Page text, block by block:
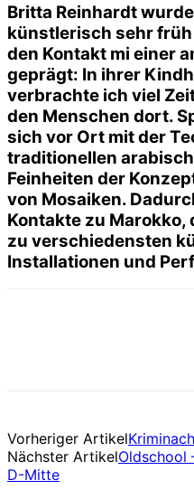
Britta Reinhardt
künstlerisch sehr
den Kontakt mi einer
geprägt: In ihrer
verbrachte ich viel
den Menschen dort.
sich vor Ort mit der
traditionellen
Feinheiten der
von Mosaiken.
Kontakte zu Marokko,
zu verschiedensten
Installationen und
Vorheriger Artikel
Nächster ArtikelOldschool
D-Mitte